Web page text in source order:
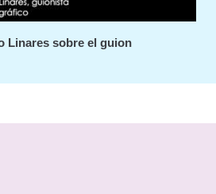
Linares sobre el guion